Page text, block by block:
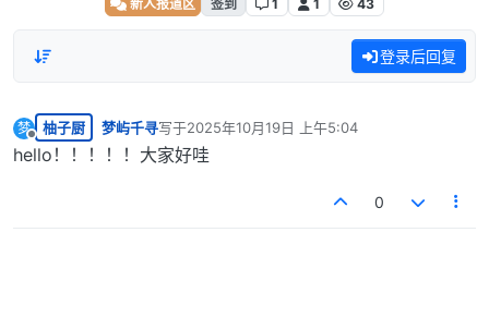
新人报道区 签到 1 1 43
登录后回复
梦
离线
柚子厨 梦屿千寻写于2025年10月19日 上午5:04
最后由 编辑
hello！！！！！大家好哇
0